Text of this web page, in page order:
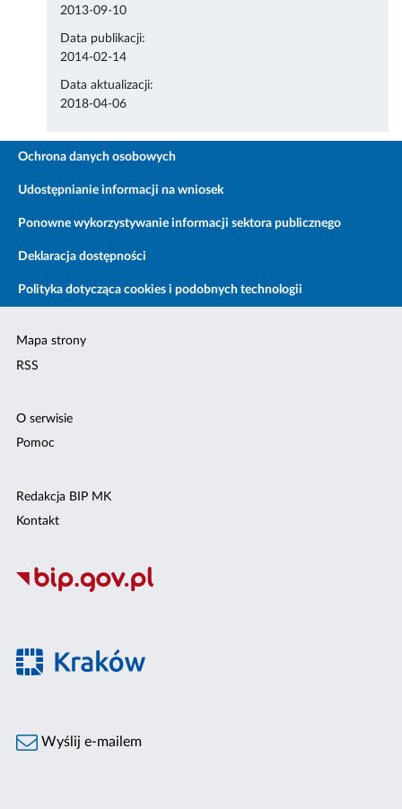
2013-09-10
Data publikacji:
2014-02-14
Data aktualizacji:
2018-04-06
Ochrona danych osobowych
Udostępnianie informacji na wniosek
Ponowne wykorzystywanie informacji sektora publicznego
Deklaracja dostępności
Polityka dotycząca cookies i podobnych technologii
Mapa strony
RSS
O serwisie
Pomoc
Redakcja BIP MK
Kontakt
Wyślij e-mailem